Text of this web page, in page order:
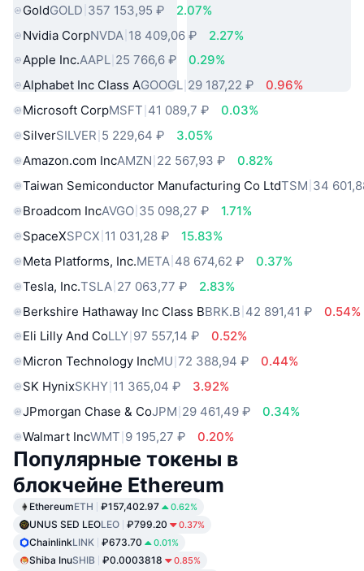
GoldGOLD 357 153,95 ₽
2.07%
Nvidia CorpNVDA 18 409,06 ₽
2.27%
Apple Inc.AAPL 25 766,6 ₽
0.29%
Alphabet Inc Class AGOOGL 29 187,22 ₽
0.96%
Microsoft CorpMSFT 41 089,7 ₽
0.03%
SilverSILVER 5 229,64 ₽
3.05%
Amazon.com IncAMZN 22 567,93 ₽
0.82%
Taiwan Semiconductor Manufacturing Co LtdTSM 34
Broadcom IncAVGO 35 098,27 ₽
1.71%
SpaceXSPCX 11 031,28 ₽
15.83%
Meta Platforms, Inc.META 48 674,62 ₽
0.37%
Tesla, Inc.TSLA 27 063,77 ₽
2.83%
Berkshire Hathaway Inc Class BBRK.B 42 891,41 ₽
0.54%
Eli Lilly And CoLLY 97 557,14 ₽
0.52%
Micron Technology IncMU 72 388,94 ₽
0.44%
SK HynixSKHY 11 365,04 ₽
3.92%
JPmorgan Chase & CoJPM 29 461,49 ₽
0.34%
Walmart IncWMT 9 195,27 ₽ 0.20%
Популярные токены в
блокчейне Ethereum
EthereumETH ₽157,402.97 0.62%
UNUS SED LEOLEO ₽799.20 0.37%
ChainlinkLINK ₽673.70 0.01%
Shiba InuSHIB ₽0.0003818 0.85%